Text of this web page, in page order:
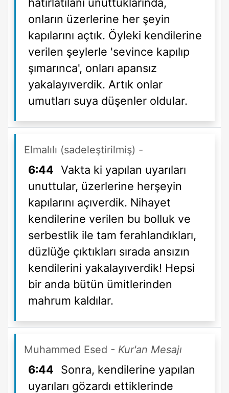
onların üzerlerine her şeyin
kapılarını açtık. Öyleki kendilerine
verilen şeylerle 'sevince kapılıp
şımarınca', onları apansız
yakalayıverdik. Artık onlar
umutları suya düşenler oldular.
Elmalılı (sadeleştirilmiş) -
6:44 Vakta ki yapılan uyarıları
unuttular, üzerlerine herşeyin
kapılarını açıverdik. Nihayet
kendilerine verilen bu bolluk ve
serbestlik ile tam ferahlandıkları,
düzlüğe çıktıkları sırada ansızın
kendilerini yakalayıverdik! Hepsi
bir anda bütün ümitlerinden
mahrum kaldılar.
Muhammed Esed - Kur'an Mesajı
6:44
Sonra, kendilerine yapılan
uyarıları gözardı ettiklerinde